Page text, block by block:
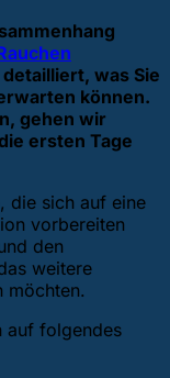
was Sie
können.
gehen wir
ersten Tage
die sich auf eine
vorbereiten
den
weitere
möchten.
auf folgendes